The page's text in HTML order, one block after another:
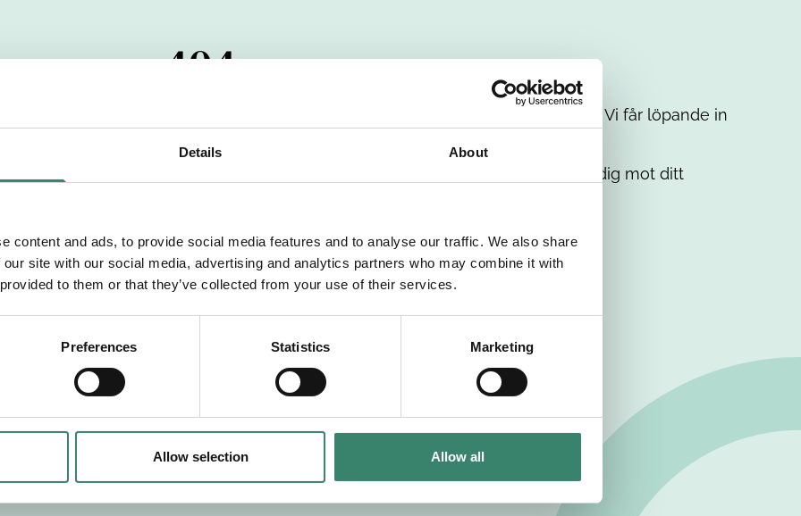
Details About
content and ads, to provide social media features and to analyse our traffic. We also share
site with our social media, advertising and analytics partners who may combine it with
to them or that they’ve collected from your use of their services.
Preferences Statistics Marketing
Allow selection Allow all
404
har passerats. Vi uppskattar verkligen ditt intresse. Misströsta inte. Vi får löpande in
dig med mer information om våra aktuella uppdrag. Tillsammans matchar vi dig mot ditt
Tillbaka till Sverek